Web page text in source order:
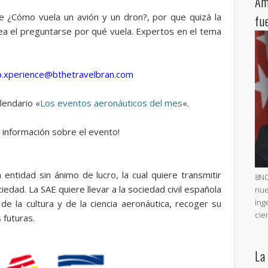
¿Cómo vuela un avión y un dron?, por que quizá la
el preguntarse por qué vuela. Expertos en el tema
«Los eventos aeronáuticos del mes«.
sobre el evento!
entidad sin ánimo de lucro, la cual quiere transmitir
La SAE quiere llevar a la sociedad civil española
la cultura y de la ciencia aeronáutica, recoger su
futuras.